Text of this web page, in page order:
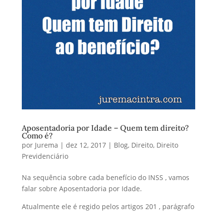
Aposentadoria por Idade – Quem tem direito?
Como é?
por Jurema | dez 12, 2017| Blog, Direito, Direito
Previdenciário
Na sequência sobre cada benefício do INSS , vamos
falar sobre Aposentadoria por Idade.
Atualmente ele é regido pelos artigos 201 , parágrafo